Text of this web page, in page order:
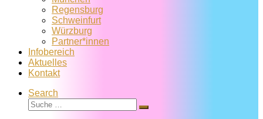
Regensburg
Schweinfurt
Würzburg
Partner*innen
Infobereich
Aktuelles
Kontakt
Search
Suche
Suche